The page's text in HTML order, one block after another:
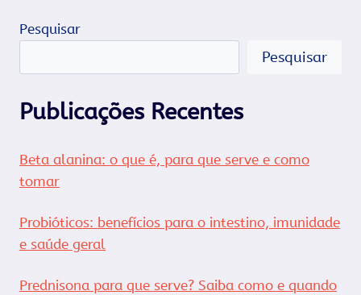
Pesquisar
Pesquisar
Publicações Recentes
Beta alanina: o que é, para que serve e como
tomar
Probióticos: benefícios para o intestino, imunidade
e saúde geral
Prednisona para que serve? Saiba como e quando